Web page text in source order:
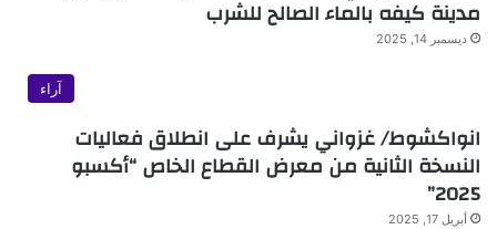
مدينة كيفه بالماء الصالح للشرب
ديسمبر 14, 2025
آراء
انواكشوط/ غزواني يشرف على انطلاق فعاليات
النسخة الثانية من معرض القطاع الخاص “أكسبو
2025”
أبريل 17, 2025